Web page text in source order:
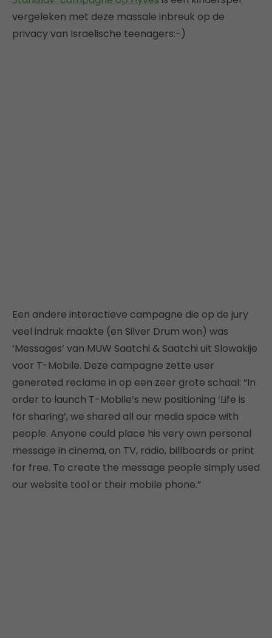
vergeleken met deze massale inbreuk op de
privacy van Israëlische teenagers:-)
Een andere interactieve campagne die op de jury
veel indruk maakte (en Silver Drum won) was
‘Messages’ van MUW Saatchi & Saatchi uit Slowakije
voor T-Mobile. Deze campagne zette user
generated reclame in op een zeer grote schaal: “In
order to launch T-Mobile’s new positioning ‘Life is
for sharing’, we shared all our media space with
people. Anyone could place his very own personal
message in cinema, on TV, radio, billboards or print
for free. To create the message people simply used
our website tool or their mobile phone.”